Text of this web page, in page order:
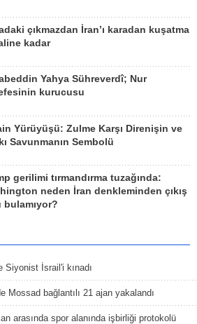
çıkmazdan İran’ı karadan kuşatma
kadar
Yahya Sühreverdî; Nur
kurucusu
Yürüyüşü: Zulme Karşı Direnişin ve
Savunmanın Sembolü
gerilimi tırmandırma tuzağında:
neden İran denkleminden çıkış
bulamıyor?
İsrail'i kınadı
Mossad bağlantılı 21 ajan yakalandı
arasında spor alanında işbirliği protokolü